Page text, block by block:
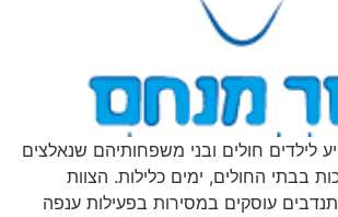
לילדים חולים ובני משפחותיהם שנאלצים
בבתי החולים, ימים כלילות. הצוות
עוסקים במסירות בפעילות ענפה